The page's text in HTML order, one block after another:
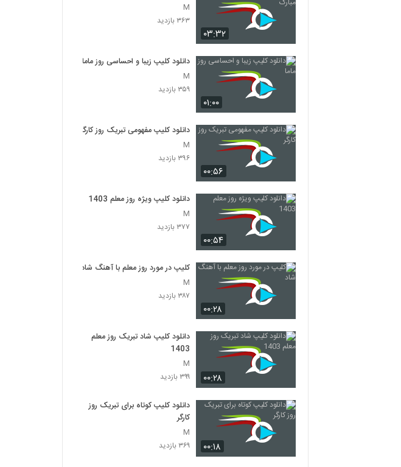
۰۳:۳۲
M
۳۶۳ بازدید
۰۱:۰۰
دانلود کلیپ زیبا و احساسی روز ماما
M
۳۵۹ بازدید
۰۰:۵۶
دانلود کلیپ مفهومی تبریک روز کارگر
M
۳۹۶ بازدید
۰۰:۵۴
دانلود کلیپ ویژه روز معلم 1403
M
۳۷۷ بازدید
۰۰:۲۸
کلیپ در مورد روز معلم با آهنگ شاد
M
۳۸۷ بازدید
۰۰:۲۸
دانلود کلیپ شاد تبریک روز معلم
1403
M
۳۹۹ بازدید
۰۰:۱۸
دانلود کلیپ کوتاه برای تبریک روز
کارگر
M
۳۶۹ بازدید